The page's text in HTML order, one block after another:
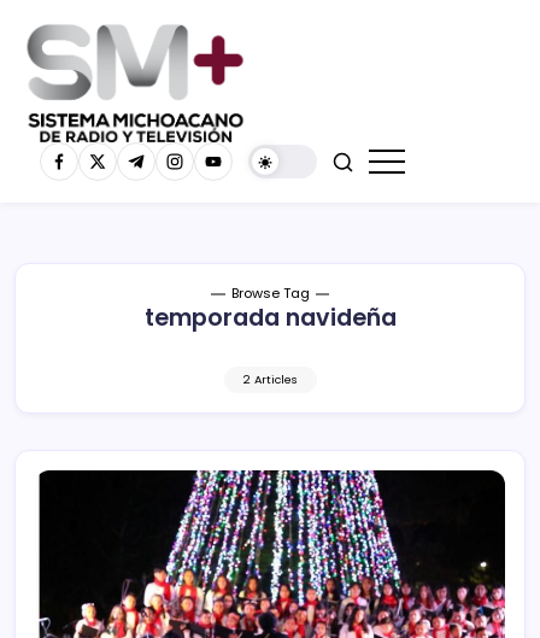
Browse Tag
temporada navideña
2 Articles